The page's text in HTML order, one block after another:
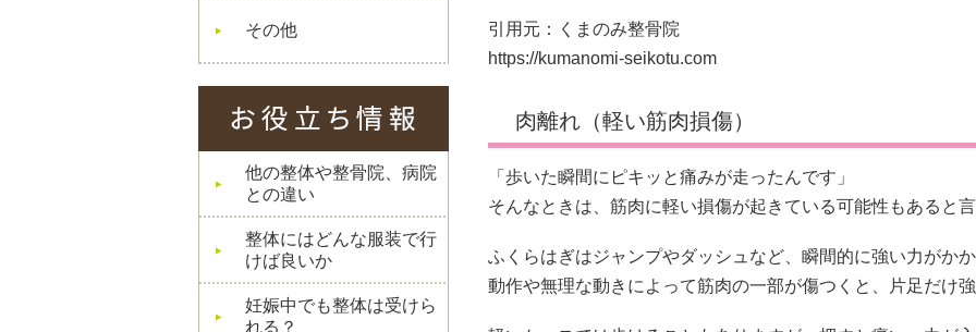
その他
他の整体や整骨院、病院
との違い
整体にはどんな服装で行
けば良いか
妊娠中でも整体は受けら
れる？
引用元：くまのみ整骨院
https://kumanomi-seikotu.com
肉離れ（軽い筋肉損傷）
「歩いた瞬間にピキッと痛みが走ったんです」
そんなときは、筋肉に軽い損傷が起きている可能性もあると
ふくらはぎはジャンプやダッシュなど、瞬間的に強い力がか
動作や無理な動きによって筋肉の一部が傷つくと、片足だけ